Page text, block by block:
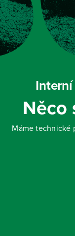
Něco
Máme technické